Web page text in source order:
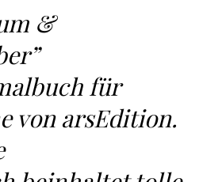
&
für
von arsEdition.